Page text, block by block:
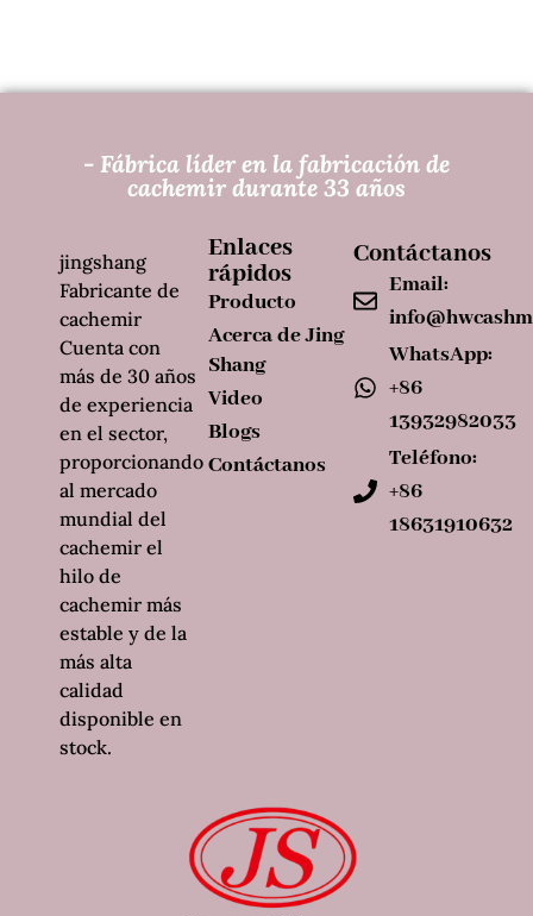
- Fábrica líder en la fabricación de
cachemir durante 33 años
Enlaces
rápidos
Producto
Acerca de Jing
Shang
Video
Blogs
Contáctanos
Contáctanos
Email:
WhatsApp:
+86
13932982033
Teléfono:
+86
18631910632
jingshang
Fabricante de
cachemir
Cuenta con
más de 30 años
de experiencia
en el sector,
proporcionando
al mercado
mundial del
cachemir el
hilo de
cachemir más
estable y de la
más alta
calidad
disponible en
stock.